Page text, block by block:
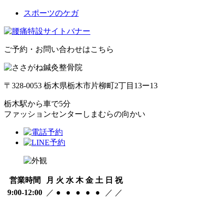
スポーツのケガ
ご予約・お問い合わせはこちら
〒328-0053 栃木県栃木市片柳町2丁目13ー13
栃木駅から車で5分
ファッションセンターしまむらの向かい
営業時間 月 火 水 木 金 土 日 祝
9:00-12:00
／ ● ● ● ● ● ／ ／